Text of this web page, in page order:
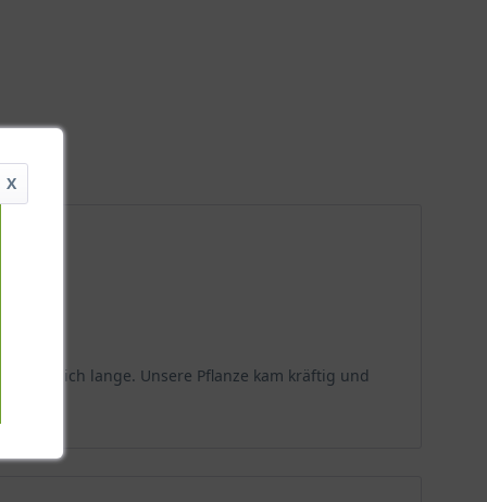
lange. Unsere Pflanze kam kräftig und
X